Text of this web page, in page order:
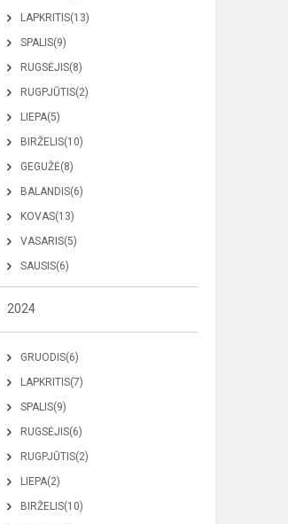
LAPKRITIS(13)
SPALIS(9)
RUGSĖJIS(8)
RUGPJŪTIS(2)
LIEPA(5)
BIRŽELIS(10)
GEGUŽĖ(8)
BALANDIS(6)
KOVAS(13)
VASARIS(5)
SAUSIS(6)
2024
GRUODIS(6)
LAPKRITIS(7)
SPALIS(9)
RUGSĖJIS(6)
RUGPJŪTIS(2)
LIEPA(2)
BIRŽELIS(10)